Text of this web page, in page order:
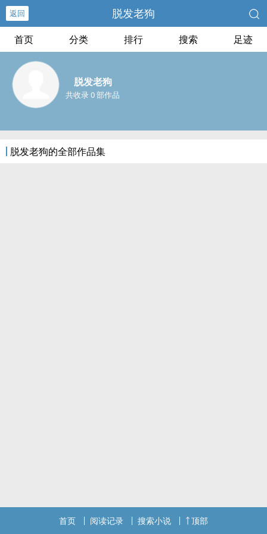
返回 脱发老狗
首页 分类 排行 搜索 足迹
脱发老狗
共收录 0 部作品
脱发老狗的全部作品集
首页 阅读记录 搜索小说 顶部